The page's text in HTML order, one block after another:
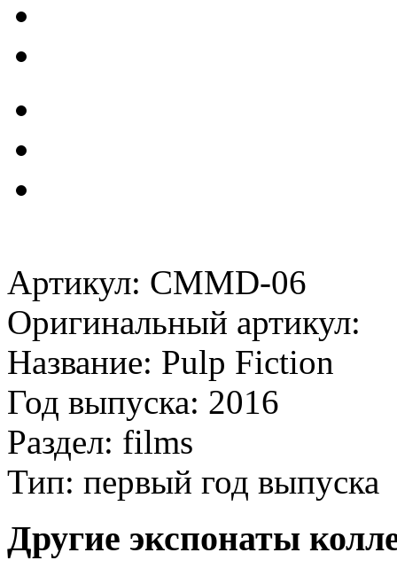
Артикул: CMMD-06
Оригинальный артикул:
Название: Pulp Fiction
Год выпуска: 2016
Раздел: films
Тип: первый год выпуска
Другие экспонаты